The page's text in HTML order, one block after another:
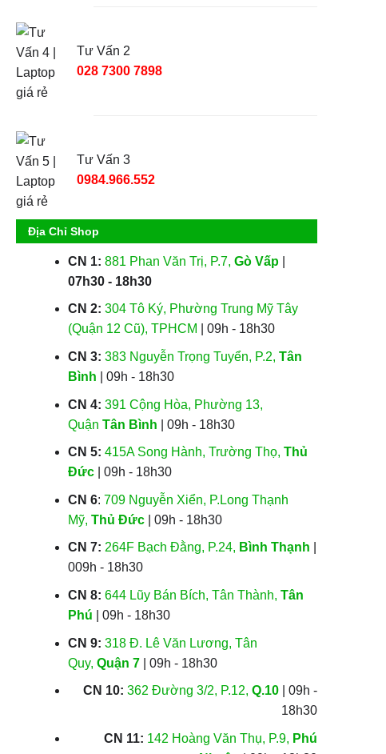
Tư Vấn 2
028 7300 7898
Tư Vấn 3
0984.966.552
Địa Chỉ Shop
CN 1: 881 Phan Văn Trị, P.7, Gò Vấp|
07h30 - 18h30
CN 2: 304 Tô Ký, Phường Trung Mỹ Tây
(Quận 12 Cũ), TPHCM | 09h - 18h30
CN 3: 383 Nguyễn Trọng Tuyển, P.2, Tân
Bình | 09h - 18h30
CN 4: 391 Cộng Hòa, Phường 13,
Quận Tân Bình | 09h - 18h30
CN 5: 415A Song Hành, Trường Thọ, Thủ
Đức| 09h - 18h30
CN 6: 709 Nguyễn Xiển, P.Long Thạnh
Mỹ, Thủ Đức| 09h - 18h30
CN 7: 264F Bạch Đằng, P.24, Bình Thạnh
009h - 18h30
CN 8: 644 Lũy Bán Bích, Tân Thành, Tân
Phú | 09h - 18h30
CN 9: 318 Đ. Lê Văn Lương, Tân
Quy, Quận 7| 09h - 18h30
CN 10: 362 Đường 3/2, P.12,Q.10 | 09h -
18h30
CN 11: 142 Hoàng Văn Thụ, P.9, Phú